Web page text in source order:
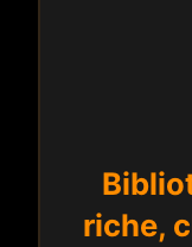
riche,